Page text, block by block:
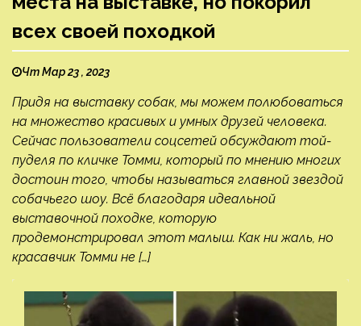
всех своей походкой
Чт Мар 23 , 2023
Придя на выставку собак, мы можем полюбоваться
на множество красивых и умных друзей человека.
Сейчас пользователи соцсетей обсуждают той-
пуделя по кличке Томми, который по мнению многих
достоин того, чтобы называться главной звездой
собачьего шоу. Всё благодаря идеальной
выставочной походке, которую
продемонстрировал этот малыш. Как ни жаль, но
красавчик Томми не […]